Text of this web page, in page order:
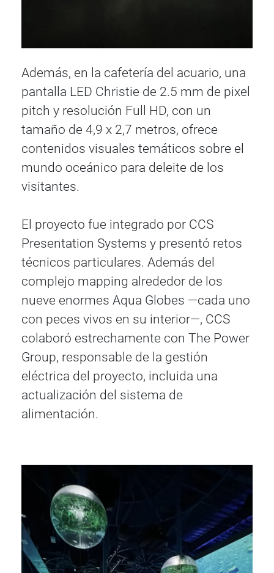
Además, en la cafetería del acuario, una
pantalla LED Christie de 2.5 mm de pixel
pitch y resolución Full HD, con un
tamaño de 4,9 x 2,7 metros, ofrece
contenidos visuales temáticos sobre el
mundo oceánico para deleite de los
visitantes.
El proyecto fue integrado por CCS
Presentation Systems y presentó retos
técnicos particulares. Además del
complejo mapping alrededor de los
nueve enormes Aqua Globes —cada uno
con peces vivos en su interior—, CCS
colaboró estrechamente con The Power
Group, responsable de la gestión
eléctrica del proyecto, incluida una
actualización del sistema de
alimentación.